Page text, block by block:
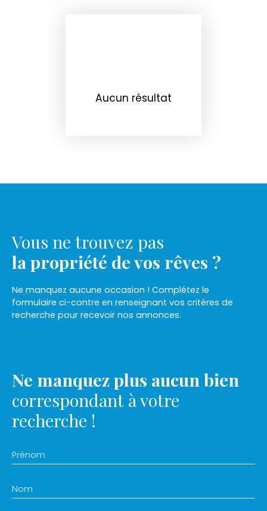
Aucun résultat
Vous ne trouvez pas
la propriété de vos rêves ?
Ne manquez aucune occasion ! Complétez le
formulaire ci-contre en renseignant vos critères de
recherche pour recevoir nos annonces.
Ne manquez plus aucun bien
correspondant à votre
recherche !
Prénom
Nom